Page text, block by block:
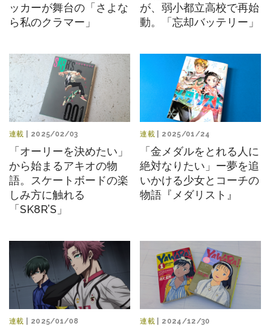
ッカーが舞台の「さよな
ら私のクラマー」
が、弱小都立高校で再始
動。「忘却バッテリー」
連載 | 2025/02/03
「オーリーを決めたい」
から始まるアキオの物
語。スケートボードの楽
しみ方に触れる
「SK8R’S」
連載 | 2025/01/24
「金メダルをとれる人に
絶対なりたい」ー夢を追
いかける少女とコーチの
物語『メダリスト』
連載 | 2025/01/08 連載 | 2024/12/30